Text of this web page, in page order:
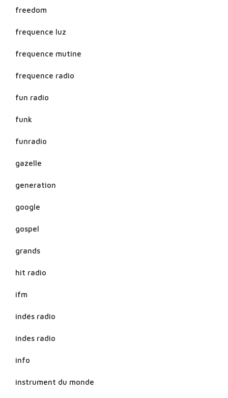
freedom
frequence luz
frequence mutine
frequence radio
fun radio
funk
funradio
gazelle
generation
google
gospel
grands
hit radio
ifm
indés radio
indes radio
info
instrument du monde